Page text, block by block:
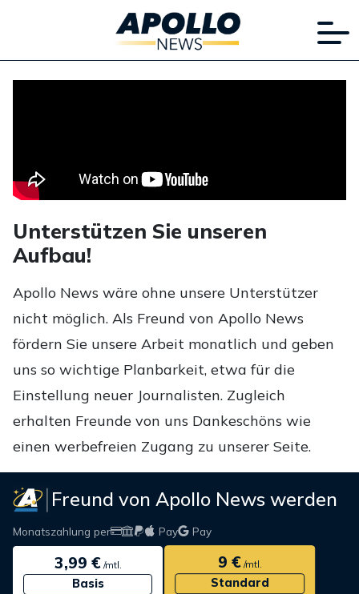
Unterstützen Sie unseren
Aufbau!
Apollo News wäre ohne unsere Unterstützer
nicht möglich. Als Freund von Apollo News
fördern Sie unsere Arbeit monatlich und geben
uns so wichtige Planbarkeit, etwa für die
Einstellung neuer Journalisten. Zugleich
erhalten Freunde von uns Dankeschöns wie
einen werbefreien Zugang zu unserer Seite.
Freund von Apollo News werden
Monatszahlung per Pay Pay
3,99 €/mtl.
Basis
9 €/mtl.
Standard